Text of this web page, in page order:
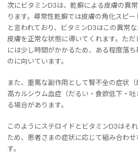
次にビタミンD3は、乾癬による皮膚の異
ります。尋常性乾癬では皮膚の角化スピ
と言われており、ビタミンD3はこの異常な
皮膚を正常な状態に導いてくれます。た
には少し時間がかかるため、ある程度落
のに向いています。
また、重篤な副作用として腎不全の症状
高カルシウム血症（だるい・食欲低下・
る場合があります。
このようにステロイドとビタミンD3はそ
ため、患者さまの症状に応じて組み合わ
す。